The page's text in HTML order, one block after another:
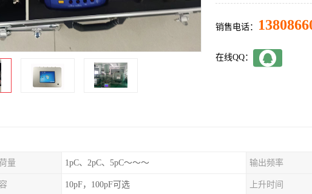
销售电话：
在线QQ：
量 1pC、2pC、5pC～～～ 输出频率
10pF，100pF可选 上升时间